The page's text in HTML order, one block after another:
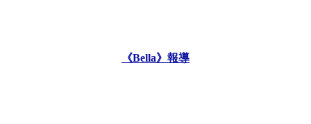
《Bella》報導